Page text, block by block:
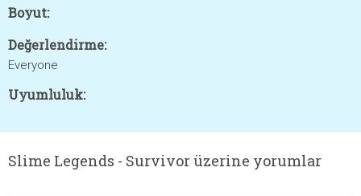
Boyut:
Değerlendirme:
Everyone
Uyumluluk:
Slime Legends - Survivor üzerine yorumlar